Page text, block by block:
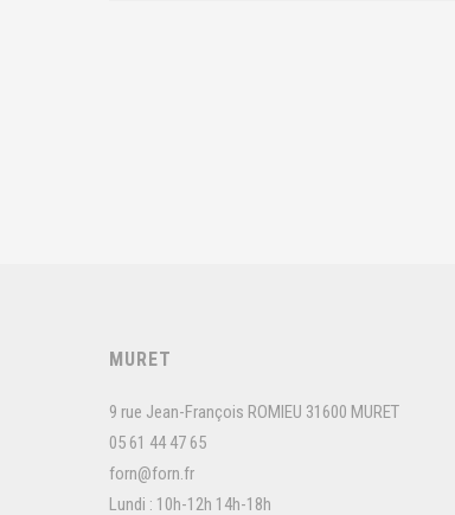
MURET
9 rue Jean-François ROMIEU 31600 MURET
05 61 44 47 65
forn@forn.fr
Lundi : 10h-12h 14h-18h